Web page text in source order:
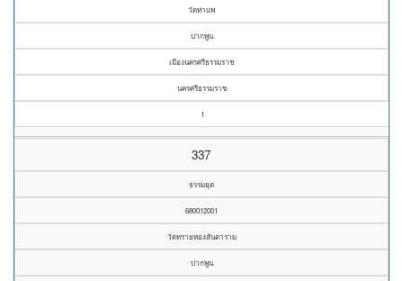
วัดท่าแพ
ปากพูน
เมืองนครศรีธรรมราช
นครศรีธรรมราช
1
337
ธรรมยุต
680012001
วัดทรายทองสันตาราม
ปากพูน